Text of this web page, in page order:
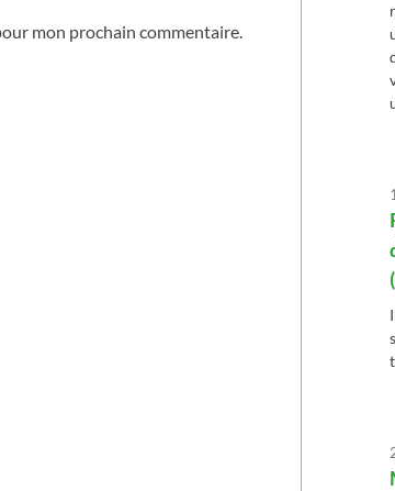
mon prochain commentaire.